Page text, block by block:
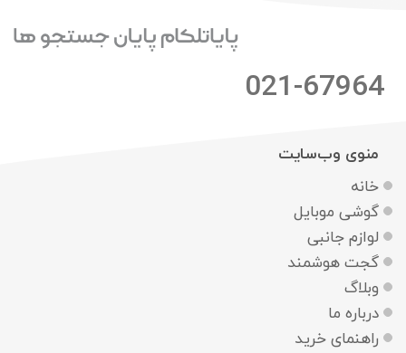
021-67964
منوی وب‌سایت
خانه
گوشی موبایل
لوازم جانبی
گجت هوشمند
وبلاگ
درباره ما
راهنمای خرید